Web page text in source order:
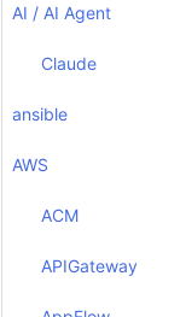
AI / AI Agent
Claude
ansible
AWS
ACM
APIGateway